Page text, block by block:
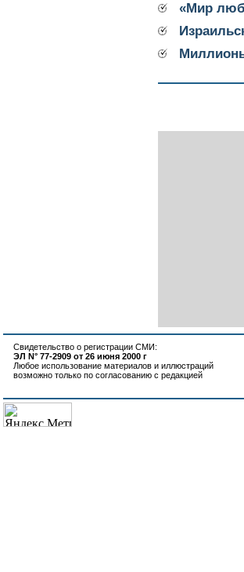
«Мир
Свидетельство о регистрации СМИ:
ЭЛ N° 77-2909 от 26 июня 2000 г
Любое использование материалов и иллюстраций
возможно только по согласованию с редакцией